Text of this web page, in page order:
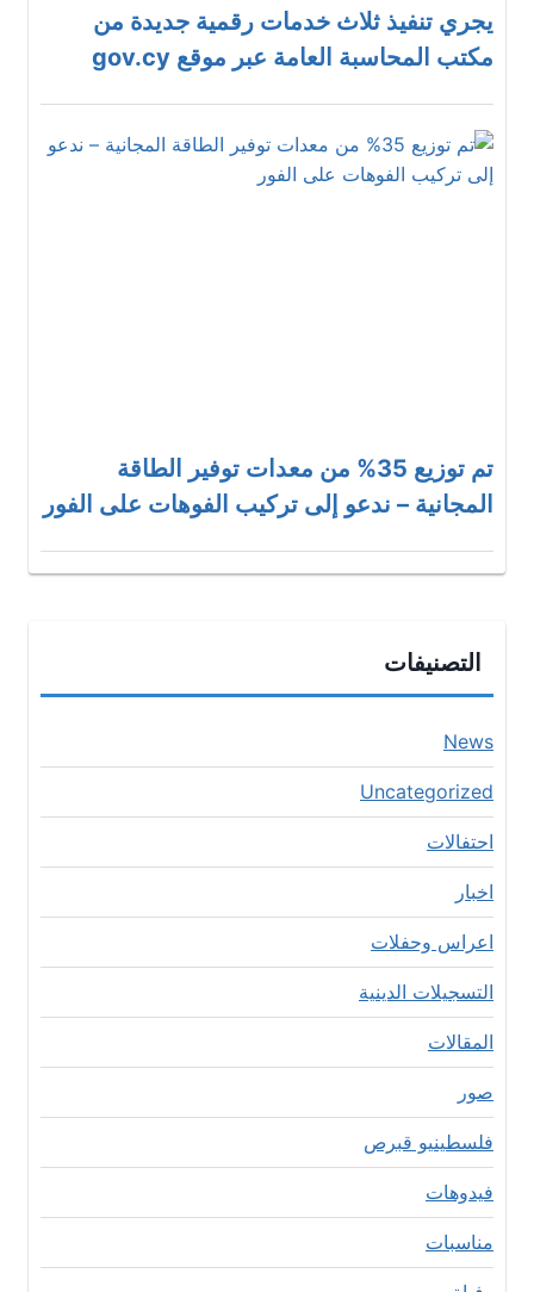
يجري تنفيذ ثلاث خدمات رقمية جديدة من
مكتب المحاسبة العامة عبر موقع gov.cy
تم توزيع 35% من معدات توفير الطاقة
المجانية – ندعو إلى تركيب الفوهات على الفور
التصنيفات
News
Uncategorized
احتفالات
اخبار
اعراس وحفلات
التسجيلات الدينية
المقالات
صور
فلسطينيو قبرص
فيدوهات
مناسبات